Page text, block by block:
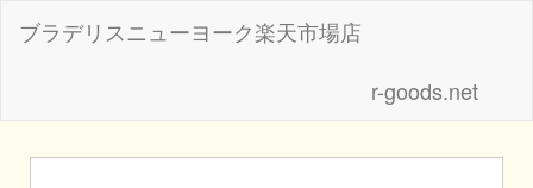
ブラデリスニューヨーク楽天市場店
r-goods.net